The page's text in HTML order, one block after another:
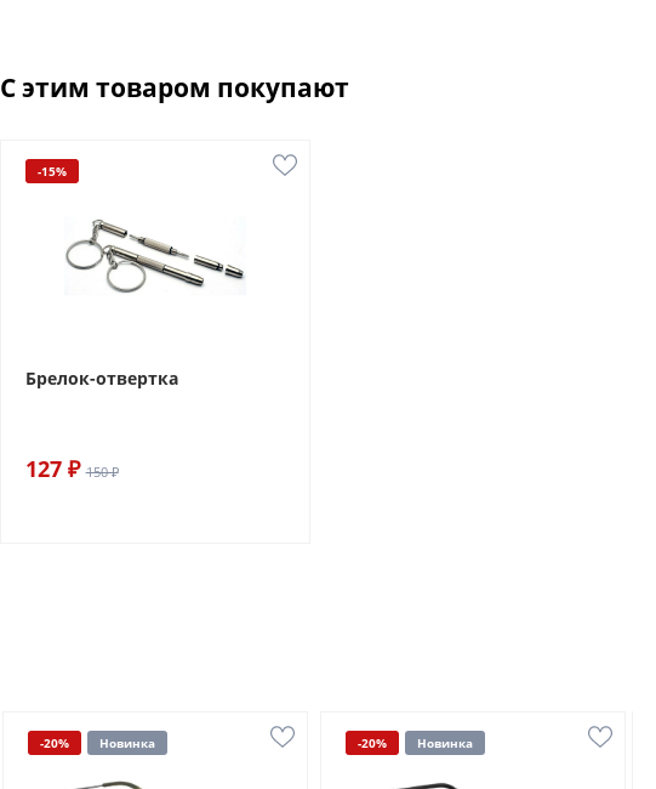
С этим товаром покупают
-15%
Брелок-отвертка
127 ₽ 150 ₽
-20% Новинка -20% Новинка